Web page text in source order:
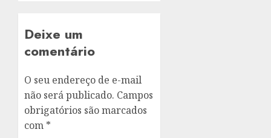
Deixe um
comentário
O seu endereço de e-mail
não será publicado. Campos
obrigatórios são marcados
com *